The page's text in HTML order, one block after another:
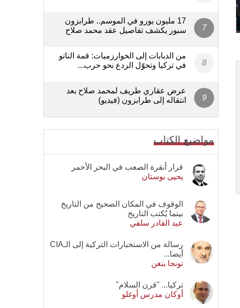
17 مليون يورو في الموسم.. طرابزون
سبور يكشف تفاصيل عقد محمد صلاح
من الدبابات إلى الخوارزميات: قمة الناتو
في تركيا وتحوّل الردع نحو حرب...
عرض عقاري طريف لمحمد صلاح بعد
انتقاله إلى طرابزون (فيديو)
مواضيع الكتاب
قرار أنقرة الصعب في البحر الأحمر
يحيى بوستان
الوقوف في المكان الصحيح من التاريخ
بينما يُكتب التاريخ
عبد القادر سلفي
رسالة من الاستخبارات التركية إلى الـCIA
أيضا...
تونجا بنغن
تركيا... "قرن السلام"
أوكان مدرس أوغلو